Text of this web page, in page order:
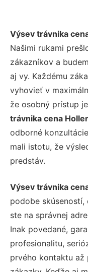
Výsev trávnika
Našimi rukami
zákazníkov a
aj vy. Každému
vyhovieť v
že osobný prístup
trávnika cena
odborné
mali istotu, že
predstáv.
Výsev trávnika
podobe
ste na správnej
Inak povedané,
profesionalitu,
prvého kontaktu až